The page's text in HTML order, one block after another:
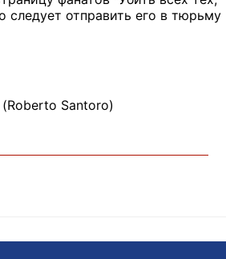
отправить его в тюрьму
Santoro)